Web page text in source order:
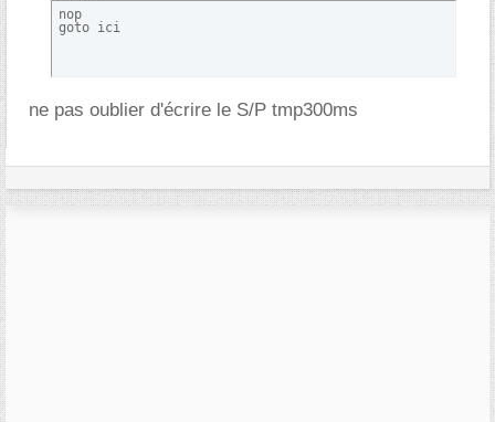
nop
goto ici
ne pas oublier d'écrire le S/P tmp300ms